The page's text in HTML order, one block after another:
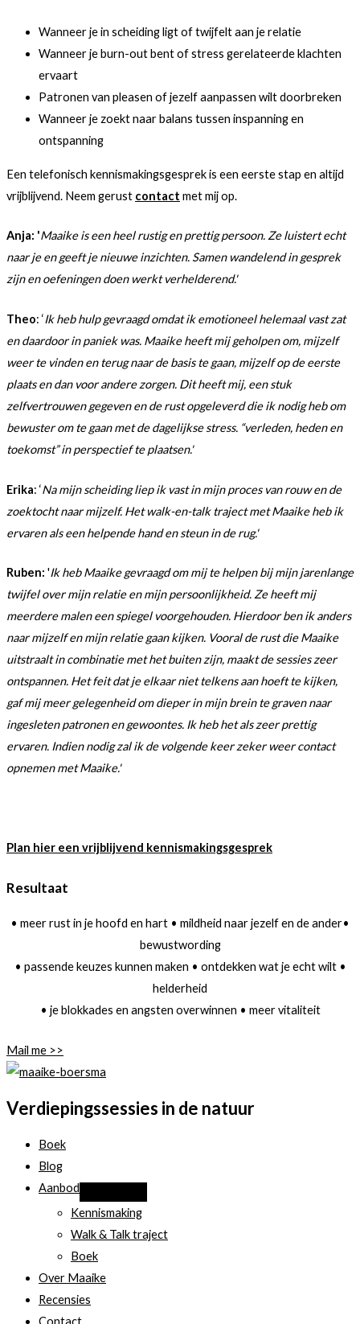
Wanneer je in scheiding ligt of twijfelt aan je relatie
Wanneer je burn-out bent of stress gerelateerde klachten
ervaart
Patronen van pleasen of jezelf aanpassen wilt doorbreken
Wanneer je zoekt naar balans tussen inspanning en
ontspanning
Een telefonisch kennismakingsgesprek is een eerste stap en altijd
vrijblijvend. Neem gerust contact met mij op.
Anja: 'Maaike is een heel rustig en prettig persoon. Ze luistert echt
naar je en geeft je nieuwe inzichten. Samen wandelend in gesprek
zijn en oefeningen doen werkt verhelderend.'
Theo: ‘Ik heb hulp gevraagd omdat ik emotioneel helemaal vast zat
en daardoor in paniek was. Maaike heeft mij geholpen om, mijzelf
weer te vinden en terug naar de basis te gaan, mijzelf op de eerste
plaats en dan voor andere zorgen. Dit heeft mij, een stuk
zelfvertrouwen gegeven en de rust opgeleverd die ik nodig heb om
bewuster om te gaan met de dagelijkse stress. “verleden, heden en
toekomst” in perspectief te plaatsen.'
Erika: ‘Na mijn scheiding liep ik vast in mijn proces van rouw en de
zoektocht naar mijzelf. Het walk-en-talk traject met Maaike heb ik
ervaren als een helpende hand en steun in de rug.'
Ruben: 'Ik heb Maaike gevraagd om mij te helpen bij mijn jarenlange
twijfel over mijn relatie en mijn persoonlijkheid. Ze heeft mij
meerdere malen een spiegel voorgehouden. Hierdoor ben ik anders
naar mijzelf en mijn relatie gaan kijken. Vooral de rust die Maaike
uitstraalt in combinatie met het buiten zijn, maakt de sessies zeer
ontspannen. Het feit dat je elkaar niet telkens aan hoeft te kijken,
gaf mij meer gelegenheid om dieper in mijn brein te graven naar
ingesleten patronen en gewoontes. Ik heb het als zeer prettig
ervaren. Indien nodig zal ik de volgende keer zeker weer contact
opnemen met Maaike.'
Plan hier een vrijblijvend kennismakingsgesprek
Resultaat
• meer rust in je hoofd en hart • mildheid naar jezelf en de ander•
bewustwording
• passende keuzes kunnen maken • ontdekken wat je echt wilt •
helderheid
• je blokkades en angsten overwinnen • meer vitaliteit
Mail me >>
Verdiepingssessies in de natuur
Boek
Blog
Aanbod
Kennismaking
Walk & Talk traject
Boek
Over Maaike
Recensies
Contact